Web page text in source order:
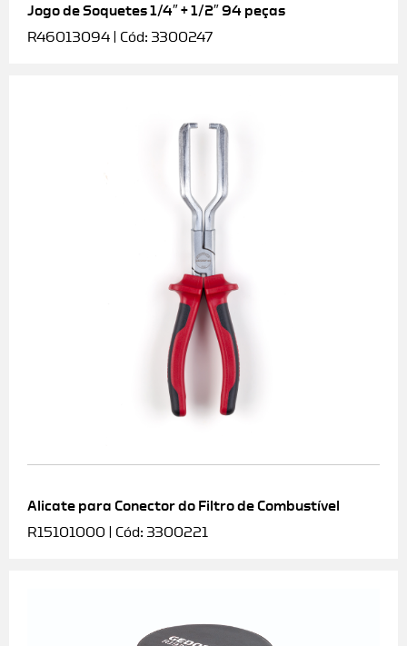
Jogo de Soquetes 1/4″ + 1/2″ 94 peças
R46013094 | Cód: 3300247
Alicate para Conector do Filtro de Combustível
R15101000 | Cód: 3300221